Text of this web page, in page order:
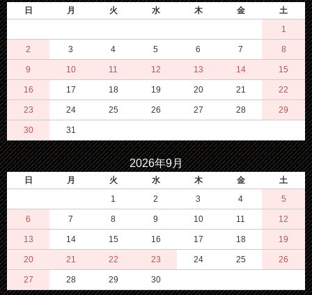
日 月 火 水 木 金
土
1
2 3 4 5 6 7 8
9 10 11 12 13 14 15
16 17 18 19 20 21 22
23 24 25 26 27 28 29
30 31
2026年9月
日 月 火 水 木 金
土
1
2 3 4 5
6 7 8 9 10 11 12
13 14 15 16 17 18 19
20 21 22 23 24 25 26
27 28 29 30